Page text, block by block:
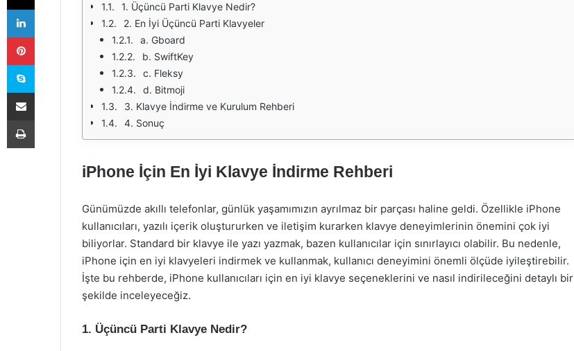
1. Üçüncü Parti Klavye Nedir?
2. En İyi Üçüncü Parti Klavyeler
a. Gboard
b. SwiftKey
c. Fleksy
d. Bitmoji
3. Klavye İndirme ve Kurulum Rehberi
4. Sonuç
iPhone İçin En İyi Klavye İndirme Rehberi
Günümüzde akıllı telefonlar, günlük yaşamımızın ayrılmaz bir parçası haline geldi. Özellikle iPhone
kullanıcıları, yazılı içerik oluştururken ve iletişim kurarken klavye deneyimlerinin önemini çok iyi
biliyorlar. Standard bir klavye ile yazı yazmak, bazen kullanıcılar için sınırlayıcı olabilir. Bu nedenle,
iPhone için en iyi klavyeleri indirmek ve kullanmak, kullanıcı deneyimini önemli ölçüde iyileştirebilir.
İşte bu rehberde, iPhone kullanıcıları için en iyi klavye seçeneklerini ve nasıl indirileceğini detaylı bir
şekilde inceleyeceğiz.
1. Üçüncü Parti Klavye Nedir?
LinkedIn
Pinterest
Skype
E-Posta ile paylaş